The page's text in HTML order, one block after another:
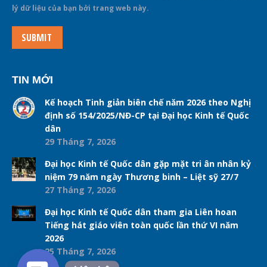
lý dữ liệu của bạn bởi trang web này.
SUBMIT
TIN MỚI
Kế hoạch Tinh giản biên chế năm 2026 theo Nghị
định số 154/2025/NĐ-CP tại Đại học Kinh tế Quốc
dân
29 Tháng 7, 2026
Đại học Kinh tế Quốc dân gặp mặt tri ân nhân kỷ
niệm 79 năm ngày Thương binh – Liệt sỹ 27/7
27 Tháng 7, 2026
Đại học Kinh tế Quốc dân tham gia Liên hoan
Tiếng hát giáo viên toàn quốc lần thứ VI năm
2026
25 Tháng 7, 2026